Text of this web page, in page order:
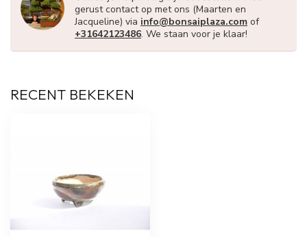
gerust contact op met ons (Maarten en
Jacqueline) via info@bonsaiplaza.com of
+31642123486. We staan voor je klaar!
RECENT BEKEKEN